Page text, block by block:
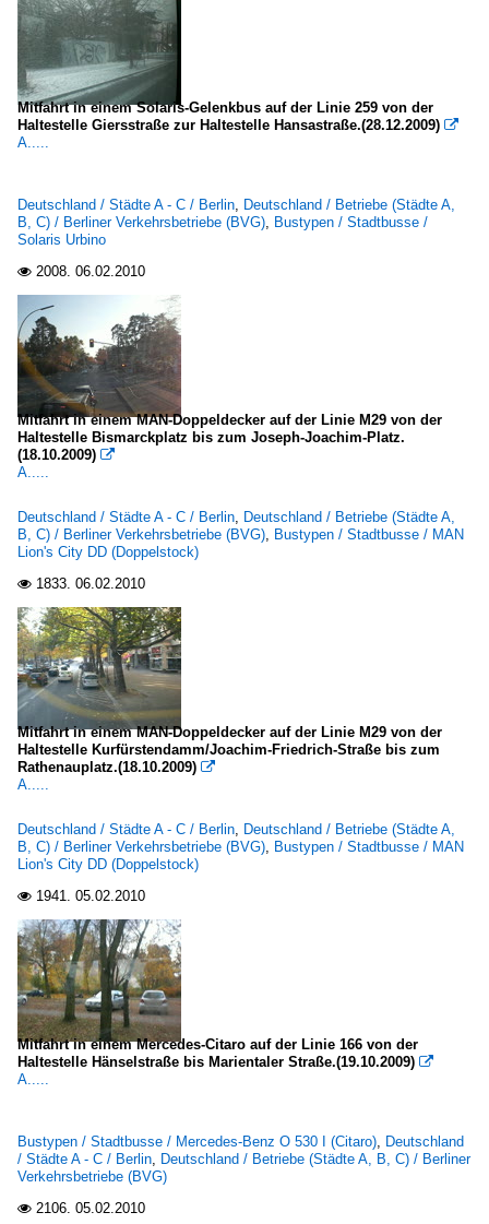
Mitfahrt in einem Solaris-Gelenkbus auf der Linie 259 von der
Haltestelle Giersstraße zur Haltestelle Hansastraße.(28.12.2009) 
A.....
Deutschland / Städte A - C / Berlin, Deutschland / Betriebe (Städte A,
B, C) / Berliner Verkehrsbetriebe (BVG), Bustypen / Stadtbusse /
Solaris Urbino
 2008. 06.02.2010
Mitfahrt in einem MAN-Doppeldecker auf der Linie M29 von der
Haltestelle Bismarckplatz bis zum Joseph-Joachim-Platz.
(18.10.2009) 
A.....
Deutschland / Städte A - C / Berlin, Deutschland / Betriebe (Städte A,
B, C) / Berliner Verkehrsbetriebe (BVG), Bustypen / Stadtbusse / MAN
Lion's City DD (Doppelstock)
 1833. 06.02.2010
Mitfahrt in einem MAN-Doppeldecker auf der Linie M29 von der
Haltestelle Kurfürstendamm/Joachim-Friedrich-Straße bis zum
Rathenauplatz.(18.10.2009) 
A.....
Deutschland / Städte A - C / Berlin, Deutschland / Betriebe (Städte A,
B, C) / Berliner Verkehrsbetriebe (BVG), Bustypen / Stadtbusse / MAN
Lion's City DD (Doppelstock)
 1941. 05.02.2010
Mitfahrt in einem Mercedes-Citaro auf der Linie 166 von der
Haltestelle Hänselstraße bis Marientaler Straße.(19.10.2009) 
A.....
Bustypen / Stadtbusse / Mercedes-Benz O 530 I (Citaro), Deutschland
/ Städte A - C / Berlin, Deutschland / Betriebe (Städte A, B, C) / Berliner
Verkehrsbetriebe (BVG)
 2106. 05.02.2010